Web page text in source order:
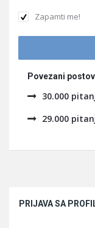
Zapamti me!
Povezani
30.000
29.000
PRIJAVA SA